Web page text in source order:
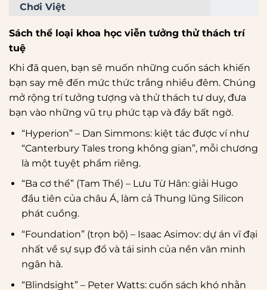
Chơi Việt
Sách thể loại khoa học viễn tưởng thử thách trí
tuệ
Khi đã quen, bạn sẽ muốn những cuốn sách khiến
bạn say mê đến mức thức trắng nhiều đêm. Chúng
mở rộng trí tưởng tượng và thử thách tư duy, đưa
bạn vào những vũ trụ phức tạp và đầy bất ngờ.
“Hyperion” – Dan Simmons: kiệt tác được ví như
“Canterbury Tales trong không gian”, mỗi chương
là một tuyệt phẩm riêng.
“Ba cơ thể” (Tam Thể) – Lưu Từ Hân: giải Hugo
đầu tiên của châu Á, làm cả Thung lũng Silicon
phát cuồng.
“Foundation” (trọn bộ) – Isaac Asimov: dự án vĩ đại
nhất về sự sụp đổ và tái sinh của nền văn minh
ngân hà.
“Blindsight” – Peter Watts: cuốn sách khó nhằn